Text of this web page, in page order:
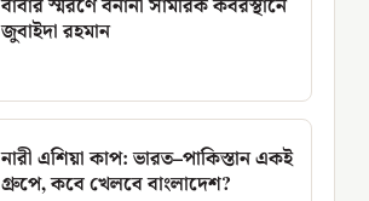
বাবার স্মরণে বনানী সামরিক কবরস্থানে
জুবাইদা রহমান
নারী এশিয়া কাপ: ভারত–পাকিস্তান একই
গ্রুপে, কবে খেলবে বাংলাদেশ?